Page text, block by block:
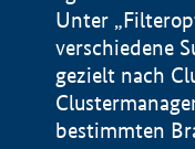
Unter
verschiedene
gezielt nach
bestimmten
Impressum
Datenschutzerklärung
BMWE, 2026 ©
100 km © Geobasis-DE /